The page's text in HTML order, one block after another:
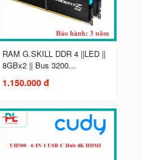
RAM G.SKILL DDR 4 ||LED ||
8GBx2 || Bus 3200...
1.150.000 đ